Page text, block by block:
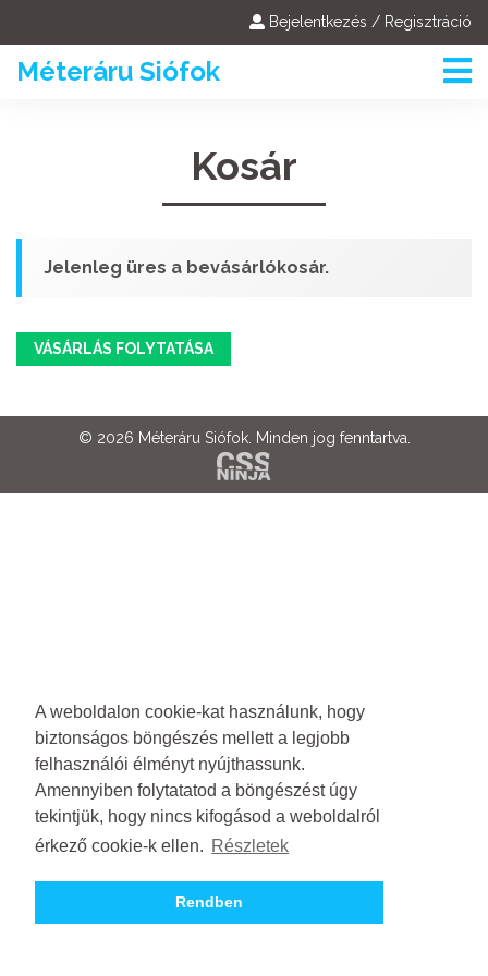
A weboldalon cookie-kat használunk, hogy
biztonságos böngészés mellett a legjobb
felhasználói élményt nyújthassunk.
Amennyiben folytatatod a böngészést úgy
tekintjük, hogy nincs kifogásod a weboldalról
érkező cookie-k ellen. Részletek
Rendben
Bejelentkezés / Regisztráció
Méteráru Siófok
Kosár
Jelenleg üres a bevásárlókosár.
VÁSÁRLÁS FOLYTATÁSA
© 2026 Méteráru Siófok. Minden jog fenntartva.